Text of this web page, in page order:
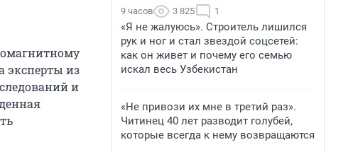
эксперты из
и
9 часов 3 825 1
«Я не жалуюсь». Строитель лишился
рук и ног и стал звездой соцсетей:
как он живет и почему его семью
искал весь Узбекистан
«Не привози их мне в третий раз».
Читинец 40 лет разводит голубей,
которые всегда к нему возвращаются